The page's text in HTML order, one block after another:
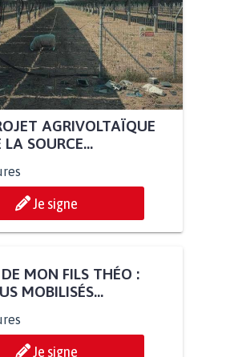
AGRIVOLTAÏQUE
SOURCE...
Je signe